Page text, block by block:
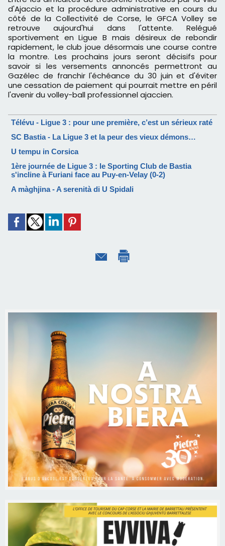
d'Ajaccio et la procédure administrative en cours du
côté de la Collectivité de Corse, le GFCA Volley se
retrouve aujourd'hui dans l'attente. Relégué
sportivement en Ligue B mais désireux de rebondir
rapidement, le club joue désormais une course contre
la montre. Les prochains jours seront décisifs pour
savoir si les versements annoncés permettront au
Gazélec de franchir l'échéance du 30 juin et d'éviter
une cessation de paiement qui pourrait mettre en péril
l'avenir du volley-ball professionnel ajaccien.
Télévu - Ligue 3 : pour une première, c’est un sérieux raté
SC Bastia - La Ligue 3 et la peur des vieux démons…
U tempu in Corsica
1ère journée de Ligue 3 : le Sporting Club de Bastia
s'incline à Furiani face au Puy-en-Velay (0-2)
A màghjina - A serenità di U Spidali